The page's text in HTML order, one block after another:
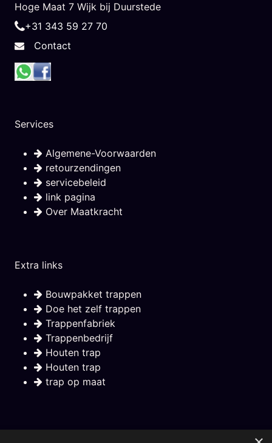
Hoge Maat 7 Wijk bij Duurstede
+31 343 59 27 70
Contact
Services
Algemene-Voorwaarden
retourzendingen
servicebeleid
link pagina
Over Maatkracht
Extra links
Bouwpakket trappen
Doe het zelf trappen
Trappenfabriek
Trappenbedrijf
Houten trap
Houten trap
trap op maat